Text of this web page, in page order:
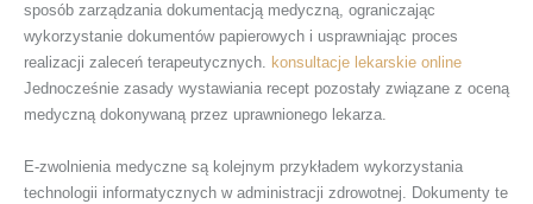
sposób zarządzania dokumentacją medyczną, ograniczając
wykorzystanie dokumentów papierowych i usprawniając proces
realizacji zaleceń terapeutycznych. konsultacje lekarskie online
Jednocześnie zasady wystawiania recept pozostały związane z oceną
medyczną dokonywaną przez uprawnionego lekarza.
E-zwolnienia medyczne są kolejnym przykładem wykorzystania
technologii informatycznych w administracji zdrowotnej. Dokumenty te